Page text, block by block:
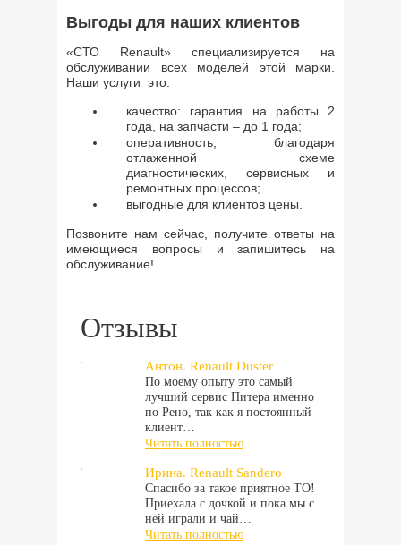
Выгоды для наших клиентов
«СТО Renault» специализируется на
обслуживании всех моделей этой марки.
Наши услуги это:
качество: гарантия на работы 2
года, на запчасти – до 1 года;
оперативность, благодаря
отлаженной схеме
диагностических, сервисных и
ремонтных процессов;
выгодные для клиентов цены.
Позвоните нам сейчас, получите ответы на
имеющиеся вопросы и запишитесь на
обслуживание!
Отзывы
Антон. Renault Duster
По моему опыту это самый
лучший сервис Питера именно
по Рено, так как я постоянный
клиент…
Читать полностью
Ирина. Renault Sandero
Спасибо за такое приятное ТО!
Приехала с дочкой и пока мы с
ней играли и чай…
Читать полностью